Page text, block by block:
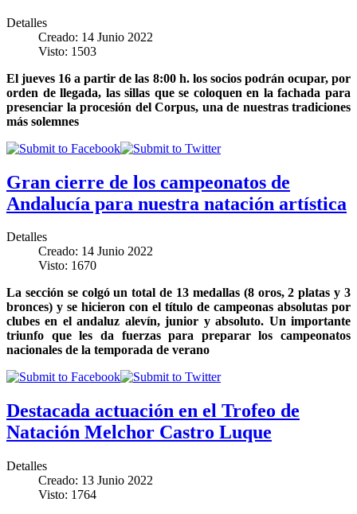
Detalles
Creado: 14 Junio 2022
Visto: 1503
El jueves 16 a partir de las 8:00 h. los socios podrán ocupar, por
orden de llegada, las sillas que se coloquen en la fachada para
presenciar la procesión del Corpus, una de nuestras tradiciones
más solemnes
Gran cierre de los campeonatos de
Andalucía para nuestra natación artística
Detalles
Creado: 14 Junio 2022
Visto: 1670
La sección se colgó un total de 13 medallas (8 oros, 2 platas y 3
bronces) y se hicieron con el título de campeonas absolutas por
clubes en el andaluz alevín, junior y absoluto. Un importante
triunfo que les da fuerzas para preparar los campeonatos
nacionales de la temporada de verano
Destacada actuación en el Trofeo de
Natación Melchor Castro Luque
Detalles
Creado: 13 Junio 2022
Visto: 1764